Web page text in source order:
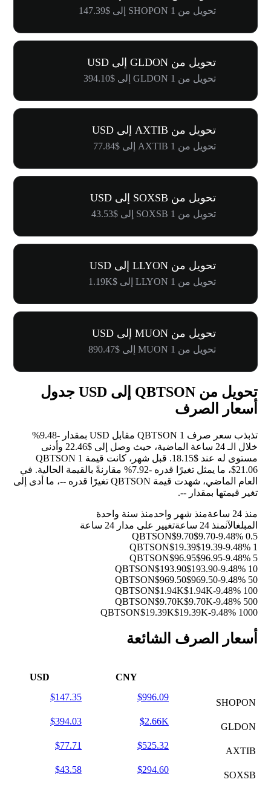
تحويل من 1 SHOPON إلى $147.39
تحويل من GLDON إلى USD
تحويل من 1 GLDON إلى $394.10
تحويل من AXTIB إلى USD
تحويل من 1 AXTIB إلى $77.84
تحويل من SOXSB إلى USD
تحويل من 1 SOXSB إلى $43.53
تحويل من LLYON إلى USD
تحويل من 1 LLYON إلى $1.19K
تحويل من MUON إلى USD
تحويل من 1 MUON إلى $890.47
تحويل من QBTSON إلى USD جدول
أسعار الصرف
تذبذب سعر صرف 1 QBTSON مقابل USD بمقدار
-9.48%
خلال الـ 24 ساعة الماضية، حيث وصل إلى $22.46 وأدنى
مستوى له عند $18.15. قبل شهر، كانت قيمة 1 QBTSON
$21.06، ما يمثل تغيرًا قدره
-7.92%
مقارنةً بالقيمة الحالية. في
العام الماضي، شهدت قيمة QBTSON تغيرًا قدره
--، ما أدى إلى
تغير قيمتها بمقدار --
.
منذ 24 ساعة منذ شهر واحدمنذ سنة واحدة
المبلغالآنمنذ 24 ساعة
تغيير على مدار 24 ساعة
0.5 QBTSON
$9.70$9.70-9.48%
1 QBTSON
$19.39$19.39-9.48%
5 QBTSON
$96.95$96.95-9.48%
10 QBTSON
$193.90$193.90-9.48%
50 QBTSON
$969.50$969.50-9.48%
100 QBTSON
$1.94K$1.94K-9.48%
500 QBTSON
$9.70K$9.70K-9.48%
1000 QBTSON
$19.39K$19.39K-9.48%
أسعار الصرف الشائعة
CNY
USD
SHOPON
$996.09
$147.35
GLDON
$2.66K
$394.03
AXTIB
$525.32
$77.71
SOXSB
$294.60
$43.58